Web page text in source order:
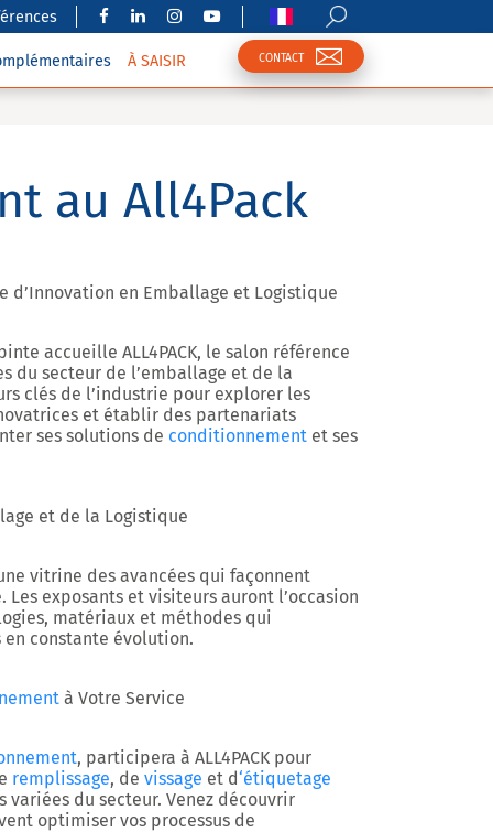
À SAISIR CONTACT
au All4Pack
d’Innovation en Emballage et Logistique
accueille ALL4PACK, le salon référence
du secteur de l’emballage et de la
clés de l’industrie pour explorer les
et établir des partenariats
ses solutions de conditionnement et ses
et de la Logistique
vitrine des avancées qui façonnent
exposants et visiteurs auront l’occasion
matériaux et méthodes qui
constante évolution.
à Votre Service
, participera à ALL4PACK pour
remplissage, de vissage et d‘étiquetage
variées du secteur. Venez découvrir
optimiser vos processus de